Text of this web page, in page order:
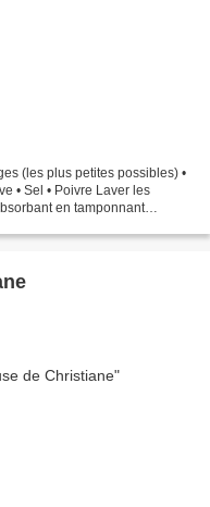
(les plus petites possibles) •
• Sel • Poivre Laver les
en tamponnant